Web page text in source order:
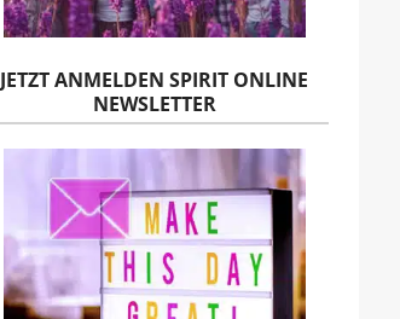
JETZT ANMELDEN SPIRIT ONLINE
NEWSLETTER